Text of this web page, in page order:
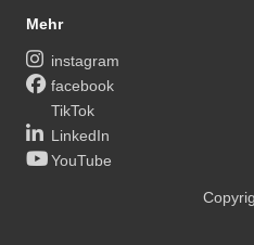
Mehr
instagram
facebook
TikTok
LinkedIn
YouTube